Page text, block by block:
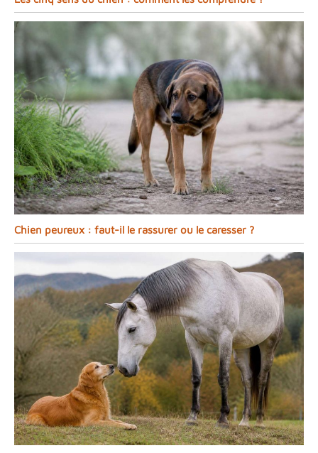
Chien peureux : faut-il le rassurer ou le caresser ?